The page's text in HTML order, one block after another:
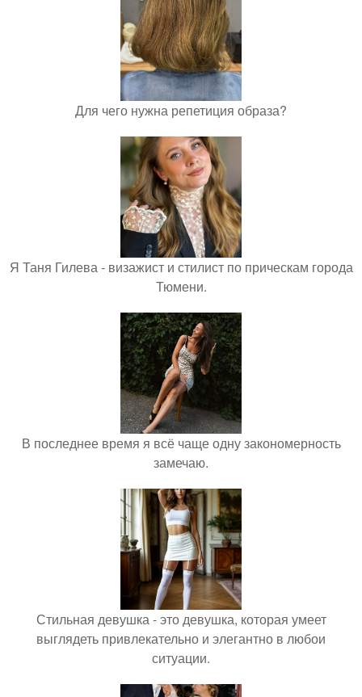
Для чего нужна репетиция образа?
Я Таня Гилева - визажист и стилист по прическам города
Тюмени.
В последнее время я всё чаще одну закономерность
замечаю.
Стильная девушка - это девушка, которая умеет
выглядеть привлекательно и элегантно в любои
ситуации.